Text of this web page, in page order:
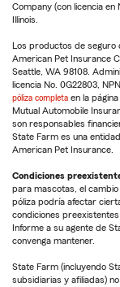
Company (con licencia en
Illinois.
Los productos de
American Pet Insurance
Seattle, WA 98108.
licencia No. 0G22803,
póliza completa en la
Mutual Automobile
son responsables
State Farm es una
American Pet Insurance.
Condiciones
para mascotas, el
póliza podría afectar
condiciones
Informe a su agente de
convenga mantener.
State Farm (incluyendo
subsidiarias y afiliadas)